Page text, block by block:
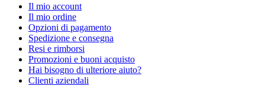
Il mio account
Il mio ordine
Opzioni di pagamento
Spedizione e consegna
Resi e rimborsi
Promozioni e buoni acquisto
Hai bisogno di ulteriore aiuto?
Clienti aziendali